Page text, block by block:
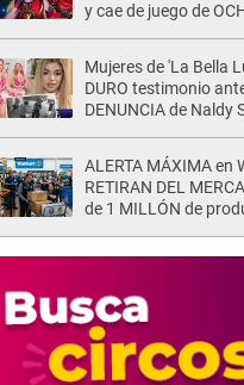
y cae de juego de
Mujeres de 'La Bella
DURO testimonio
DENUNCIA de Naldy
acusación de
ALERTA MÁXIMA en
RETIRAN DEL
de 1 MILLÓN de